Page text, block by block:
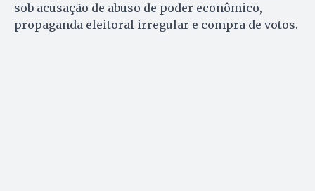
sob acusação de abuso de poder econômico,
propaganda eleitoral irregular e compra de votos.